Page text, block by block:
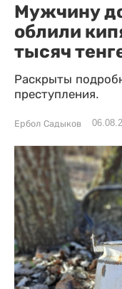
Мужчину
облили
тысяч
Раскрыты
преступления.
Ербол Садыков